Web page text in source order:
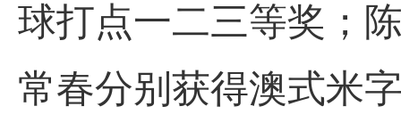
球打点一二三等奖；
常春分别获得澳式米